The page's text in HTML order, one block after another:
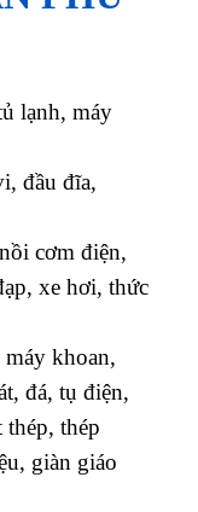
lạnh, máy
đầu đĩa,
cơm điện,
xe hơi, thức
khoan,
đá, tụ điện,
thép
giàn giáo